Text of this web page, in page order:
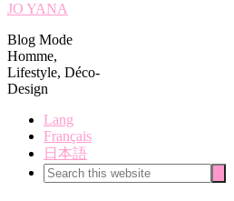
JO YANA
Blog Mode
Homme,
Lifestyle, Déco-
Design
Lang
Français
日本語
Search
this